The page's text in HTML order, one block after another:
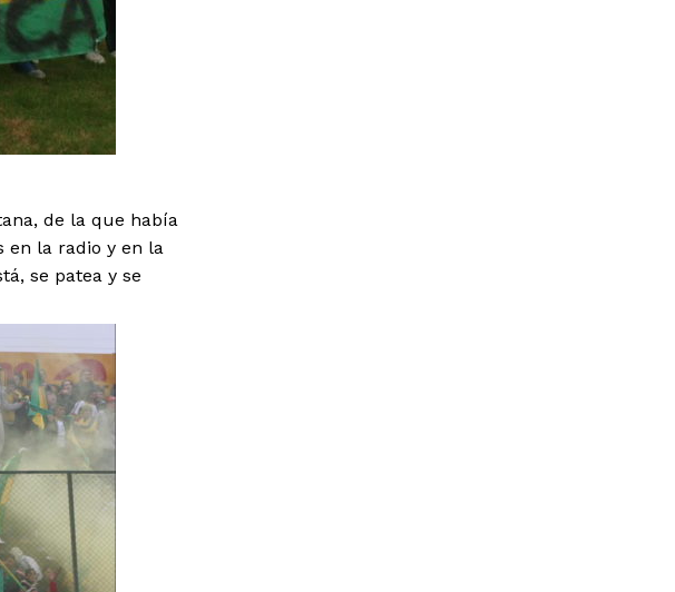
de la que había
en la radio y en la
se patea y se